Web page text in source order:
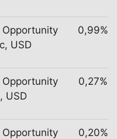
Opportunity
USD
0,99%
Opportunity
USD
0,27%
Opportunity
0,20%